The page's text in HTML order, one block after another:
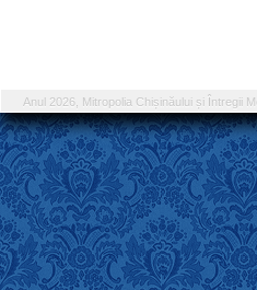
Anul 2026, Mitropolia Chișinăului și Întregii